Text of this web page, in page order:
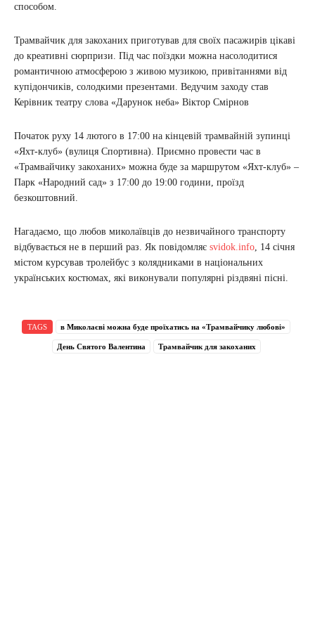
способом.
Трамвайчик для закоханих приготував для своїх пасажирів цікаві
до креативні сюрпризи. Під час поїздки можна насолодитися
романтичною атмосферою з живою музикою, привітаннями від
купідончиків, солодкими презентами. Ведучим заходу став
Керівник театру слова «Дарунок неба» Віктор Смірнов
Початок руху 14 лютого в 17:00 на кінцевій трамвайній зупинці
«Яхт-клуб» (вулиця Спортивна). Приємно провести час в
«Трамвайчику закоханих» можна буде за маршрутом «Яхт-клуб» –
Парк «Народний сад» з 17:00 до 19:00 години, проїзд
безкоштовний.
Нагадаємо, що любов миколаївців до незвичайного транспорту
відбувається не в перший раз. Як повідомляє svidok.info , 14 січня
містом курсував тролейбус з колядниками в національних
українських костюмах, які виконували популярні різдвяні пісні.
TAGS в Миколаєві можна буде проїхатись на «Трамвайчику любові»
День Святого Валентина Трамвайчик для закоханих